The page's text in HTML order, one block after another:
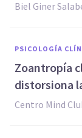
Biel Giner
PSICOLOGÍA
Zoantropía
distorsiona
Centro Mind